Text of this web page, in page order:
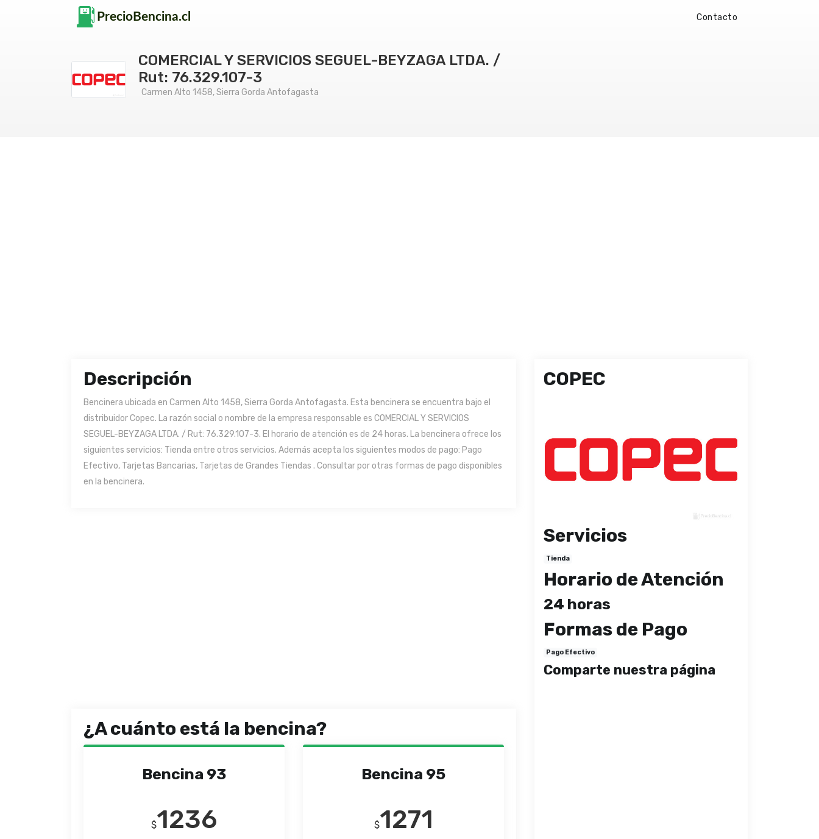
Contacto
COMERCIAL Y SERVICIOS SEGUEL-BEYZAGA LTDA. /
Rut: 76.329.107-3
Carmen Alto 1458, Sierra Gorda Antofagasta
Descripción
Bencinera ubicada en Carmen Alto 1458, Sierra Gorda Antofagasta. Esta bencinera se encuentra bajo el
distribuidor Copec. La razón social o nombre de la empresa responsable es COMERCIAL Y SERVICIOS
SEGUEL-BEYZAGA LTDA. / Rut: 76.329.107-3. El horario de atención es de 24 horas. La bencinera ofrece los
siguientes servicios: Tienda entre otros servicios. Además acepta los siguientes modos de pago: Pago
Efectivo, Tarjetas Bancarias, Tarjetas de Grandes Tiendas . Consultar por otras formas de pago disponibles
en la bencinera.
¿A cuánto está la bencina?
Bencina 93
$1236
Bencina 95
$1271
COPEC
Servicios
Tienda
Horario de Atención
24 horas
Formas de Pago
Pago Efectivo
Comparte nuestra página